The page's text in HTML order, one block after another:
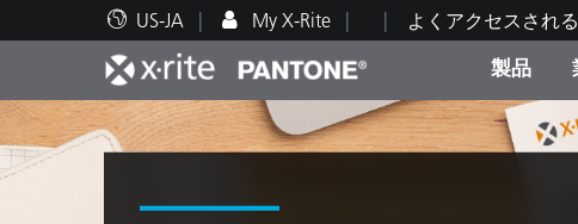
US-JA My X-Rite よくアクセスされ
製品
人気製品ランキング カテゴリ
印刷＆パッケージ印刷 塗料・塗
テクニカルサポート 修理の流
教育関連資料 トレーニ